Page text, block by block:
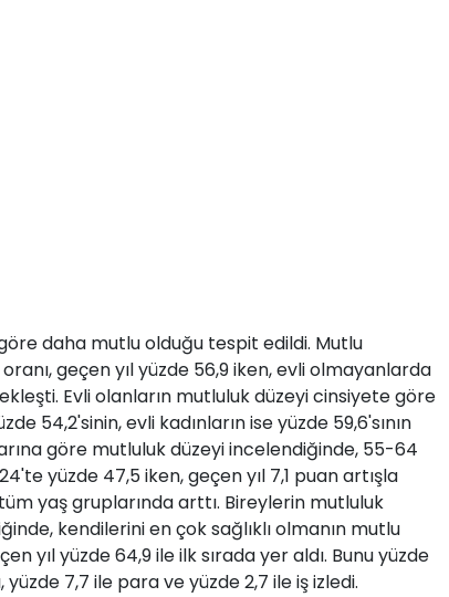
daha mutlu olduğu tespit edildi. Mutlu
geçen yıl yüzde 56,9 iken, evli olmayanlarda
Evli olanların mutluluk düzeyi cinsiyete göre
54,2'sinin, evli kadınların ise yüzde 59,6'sının
göre mutluluk düzeyi incelendiğinde, 55-64
yüzde 47,5 iken, geçen yıl 7,1 puan artışla
yaş gruplarında arttı. Bireylerin mutluluk
kendilerini en çok sağlıklı olmanın mutlu
yıl yüzde 64,9 ile ilk sırada yer aldı. Bunu yüzde
yüzde 7,7 ile para ve yüzde 2,7 ile iş izledi.